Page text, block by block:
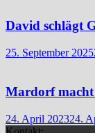
David schlägt
25. September 2025
Mardorf macht
24. April 202324.